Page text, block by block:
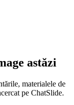
astăzi
materialele de
pe ChatSlide.